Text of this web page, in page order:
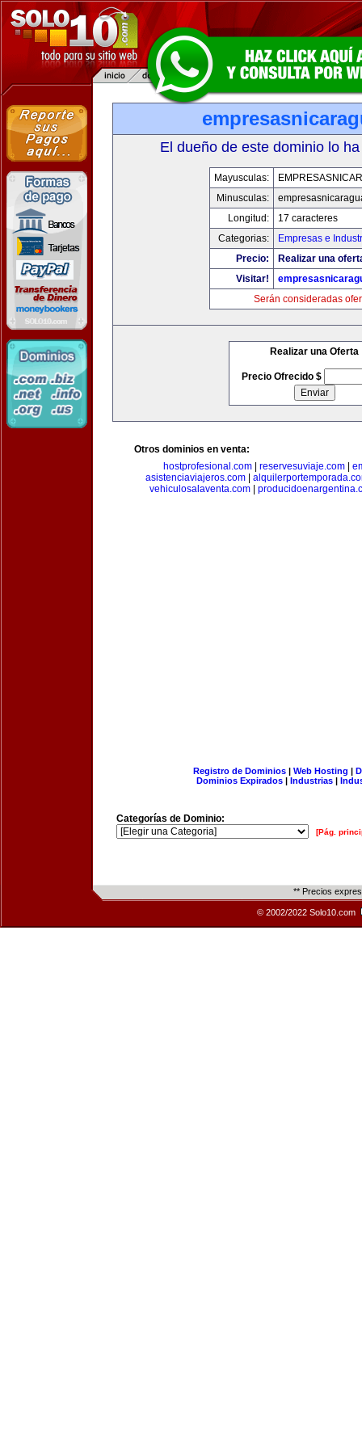
El dueño de este dominio lo
Mayusculas:
Minusculas:
Longitud:
17 caracteres
Categorias:
Empresas e
Precio:
Realizar una
Visitar!
Serán consideradas
Realizar una Oferta
Precio Ofrecido $
Otros dominios en venta:
hostprofesional.com| reservesuviaje.com|
asistenciaviajeros.com|
vehiculosalaventa.com
Registro de Dominios| Web Hosting |
Dominios Expirados | Industrias |
Categorías de Dominio:
[Pág.
** Precios
© 2002/2022 Solo10.com